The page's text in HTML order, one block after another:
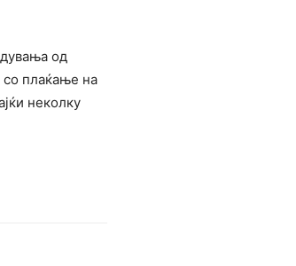
од
со плаќање на
неколку